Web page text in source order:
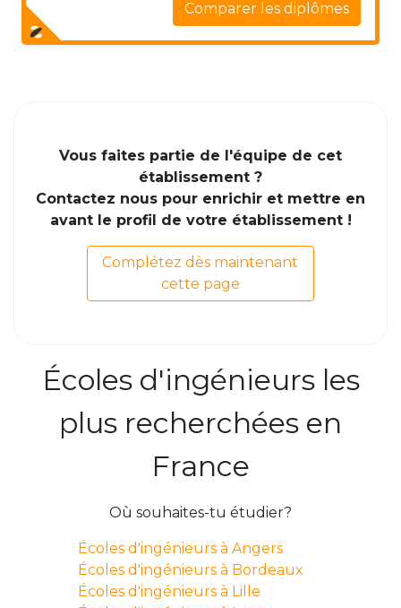
Comparer les diplômes
Vous faites partie de l'équipe de cet
établissement ?
Contactez nous pour enrichir et mettre en
avant le profil de votre établissement !
Complétez dès maintenant
cette page
Écoles d'ingénieurs les
plus recherchées en
France
Où souhaites-tu étudier?
Écoles d'ingénieurs à Angers
Écoles d'ingénieurs à Bordeaux
Écoles d'ingénieurs à Lille